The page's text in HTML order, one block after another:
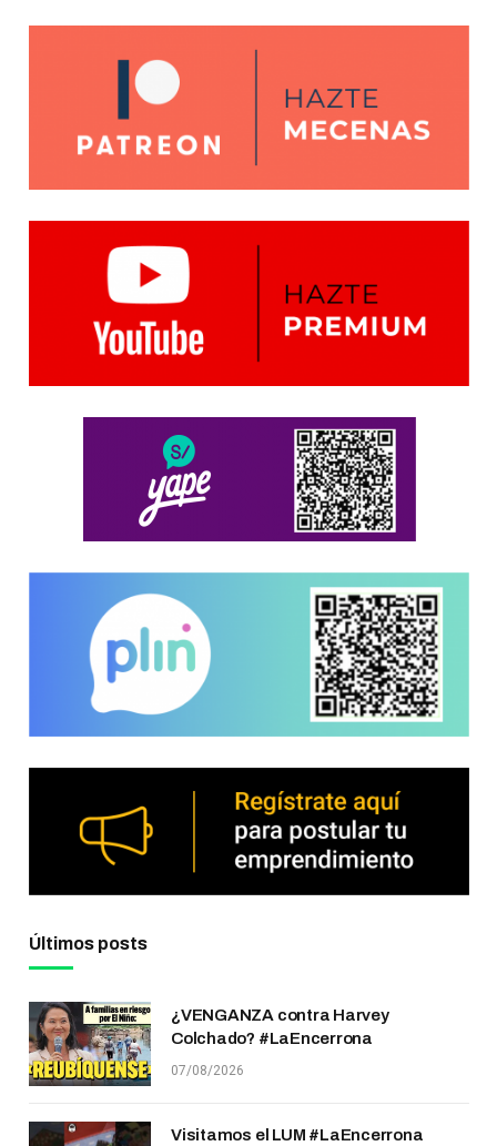
Últimos posts
¿VENGANZA contra Harvey
Colchado? #LaEncerrona
07/08/2026
Visitamos el LUM #LaEncerrona